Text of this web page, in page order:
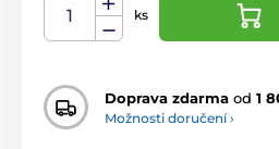
ks
Doprava zdarma od 1
Možnosti doručení ›